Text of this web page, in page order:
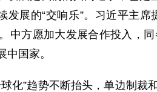
发展的“交响乐”。习近平主
中方愿加大发展合作投入，
国家。
化”趋势不断抬头，单边制